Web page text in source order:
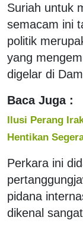
Suriah untuk
semacam ini
politik
yang
digelar di
Baca Juga :
Ilusi Perang
Hentikan
Perkara ini
pidana
dikenal